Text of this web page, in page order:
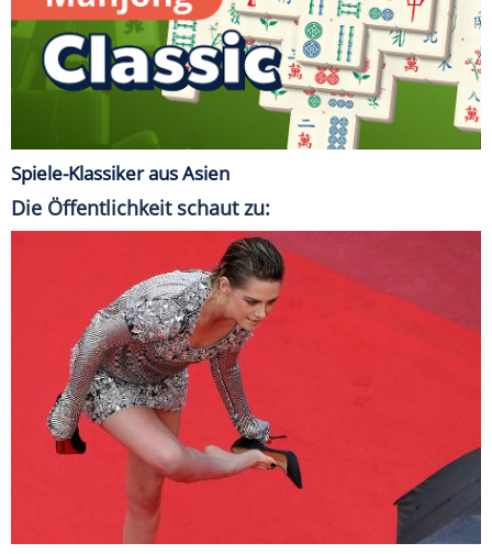
Spiele-Klassiker aus Asien
Die Öffentlichkeit schaut zu: